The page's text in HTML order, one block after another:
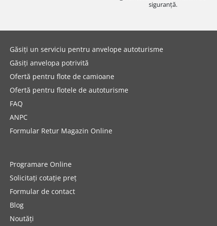
siguranță.
Găsiți un serviciu pentru anvelope autoturisme
Găsiți anvelopa potrivită
Ofertă pentru flote de camioane
Ofertă pentru flotele de autoturisme
FAQ
ANPC
Formular Retur Magazin Online
Programare Online
Solicitați cotație preț
Formular de contact
Blog
Noutăți